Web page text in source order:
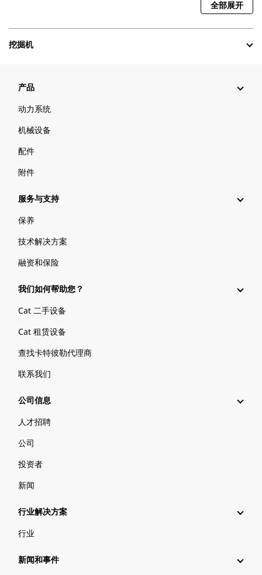
全部展开
挖掘机
产品
动力系统
机械设备
配件
附件
服务与支持
保养
技术解决方案
融资和保险
我们如何帮助您？
Cat 二手设备
Cat 租赁设备
查找卡特彼勒代理商
联系我们
公司信息
人才招聘
公司
投资者
新闻
行业解决方案
行业
新闻和事件